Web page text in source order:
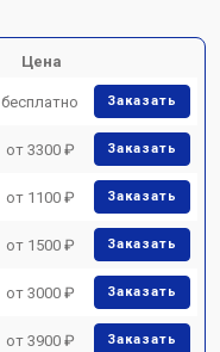
Цена
бесплатно Заказать
от 3300 ₽ Заказать
от 1100 ₽ Заказать
от 1500 ₽ Заказать
от 3000 ₽ Заказать
от 3900 ₽ Заказать